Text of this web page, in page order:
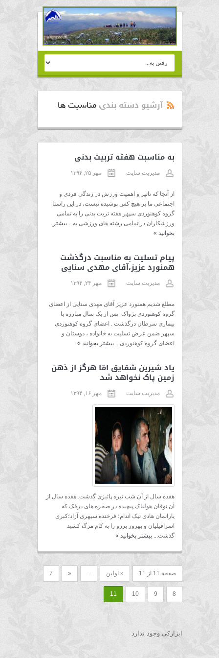
آرشیو دسته بندی:مناسبت ها
به مناسبت هفته تربیت بدنی
مدیریت سایت مهر ۲۵, ۱۳۹۴
از آنجا که تاثیر و اهمیت ورزش در زندگی فردی و
اجتماعی ما بر هیچ کس پوشیده نیست، در این راستا
گروه کوهنوردی سپهر هفته تریت بدنی را به تمامی
ورزشکاران در تمامی رشته های ورزشی به...بیشتر
بخوانید »
پیام تسلیت به مناسبت درگذشت
همنورد عزیز،آقای مهدی سنایی
مدیریت سایت مهر ۲۴, ۱۳۹۴
مطلع شدیم همنورد عزیز آقای مهدی سنایی از اعضای
گروه کوهنوردی پژواک پس از یک سال مبارزه با
بیماری سرطان درگذشت . اعضای گروه کوهنوردی
سپهر ضمن عرض تسلیت به خانواده ، دوستان و
اعضای گروه کوهنوردی...بیشتر بخوانید »
یاد شیرین شقایق امّا هرگز از ذهن
زمین پاک نخواهد شد.
مدیریت سایت مهر ۱۶, ۱۳۹۴
هفده سال از آن شب تیره پائیزی گذشت. هفده سال از
آن توفان هولناک پیچیده در صخره های درفک که
یارانمان هادی نیک اندام؛ فرخنده سپهری آزاد؛کبری
اسرافیلیان و بهروز برزو را به کام مرگ کشید
گذشت...بیشتر بخوانید »
صفحه 11 از 11 « اولین «
7
8
9
10
11
ابزارکی وجود ندارد